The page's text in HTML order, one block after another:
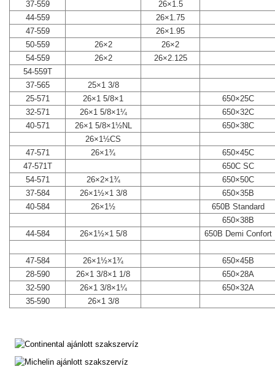
37-559
26×1.5
44-559
26×1.75
47-559
26×1.95
50-559
26×2
26×2
54-559
26×2
26×2.125
54-559T
37-565
25×1 3/8
25-571
26×1 5/8×1
650×25C
32-571
26×1 5/8×1¼
650×32C
40-571
26×1 5/8×1½NL
650×38C
26×1½CS
47-571
26×1¾
650×45C
47-571T
650C SC
54-571
26×2×1¾
650×50C
37-584
26×1½×1 3/8
650×35B
40-584
26×1½
650B Standard
650×38B
44-584
26×1½×1 5/8 650B Demi Confort
47-584 26×1½×1¾
650×45B
28-590
26×1 3/8×1 1/8
650×28A
32-590
26×1 3/8×1¼
650×32A
35-590
26×1 3/8